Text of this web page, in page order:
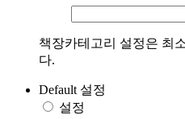
책장카테고리 설정은 최
다.
Default 설정
설정